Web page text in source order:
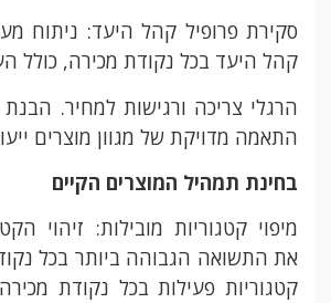
סקירת פרופיל קהל היעד: ניתוח
קהל היעד בכל נקודת מכירה, כולל
הרגלי צריכה ורגישות למחיר.
התאמה מדויקת של מגוון מוצרים
בחינת תמהיל המוצרים הקיים
מיפוי קטגוריות מובילות: זיהוי
את התשואה הגבוהה ביותר בכל
קטגוריות פעילות בכל נקודת מכירה